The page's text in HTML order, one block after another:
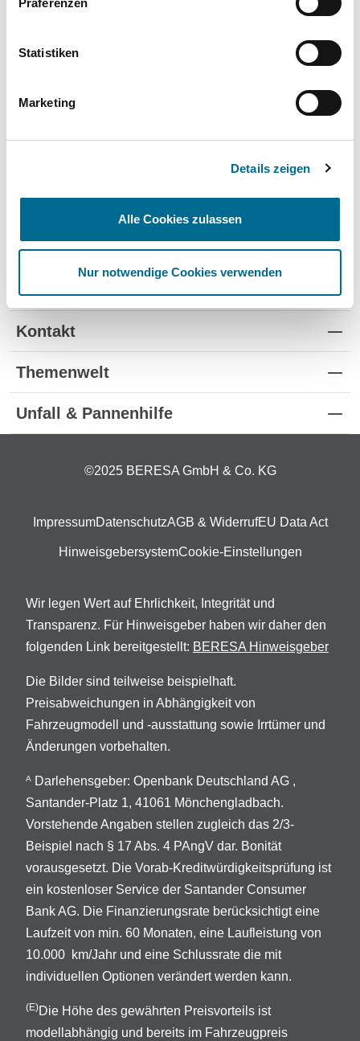
Präferenzen
Statistiken
Marketing
Details zeigen
Alle Cookies zulassen
Nur notwendige Cookies verwenden
Schnelle Verfügbarkeit
Flexible Laufzeiten ✔ - -
- -
Standorte
Kontakt
Themenwelt
Unfall & Pannenhilfe
©2025 BERESA GmbH & Co. KG
ImpressumDatenschutzAGB & WiderrufEU Data Act
HinweisgebersystemCookie-Einstellungen
Wir legen Wert auf Ehrlichkeit, Integrität und
Transparenz. Für Hinweisgeber haben wir daher den
folgenden Link bereitgestellt: BERESA Hinweisgeber
Die Bilder sind teilweise beispielhaft.
Preisabweichungen in Abhängigkeit von
Fahrzeugmodell und -ausstattung sowie Irrtümer und
Änderungen vorbehalten.
A
Darlehensgeber: Openbank Deutschland AG ,
Santander-Platz 1, 41061 Mönchengladbach.
Vorstehende Angaben stellen zugleich das 2/3-
Beispiel nach § 17 Abs. 4 PAngV dar. Bonität
vorausgesetzt. Die Vorab-Kreditwürdigkeitsprüfung ist
ein kostenloser Service der Santander Consumer
Bank AG. Die Finanzierungsrate berücksichtigt eine
Laufzeit von min. 60 Monaten, eine Laufleistung von
10.000 km/Jahr und eine Schlussrate die mit
individuellen Optionen verändert werden kann.
(E)Die Höhe des gewährten Preisvorteils ist
modellabhängig und bereits im Fahrzeugpreis